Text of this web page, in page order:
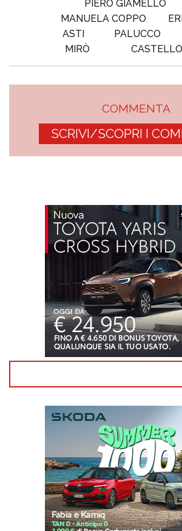
PIERO GIAMELLO
MANUELA COPPO
ASTI
PALUCCO
MIRÒ
COMMENTA
SCRIVI/SCOPRI I